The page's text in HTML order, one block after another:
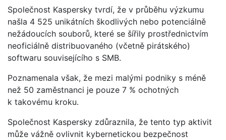
Společnost Kaspersky tvrdí, že v průběhu výzkumu
našla 4 525 unikátních škodlivých nebo potenciálně
nežádoucích souborů, které se šířily prostřednictvím
neoficiálně distribuovaného (včetně pirátského)
softwaru souvisejícího s SMB.
Poznamenala však, že mezi malými podniky s méně
než 50 zaměstnanci je pouze 7 % ochotných
k takovému kroku.
Společnost Kaspersky zdůraznila, že tento typ aktivit
může vážně ovlivnit kybernetickou bezpečnost